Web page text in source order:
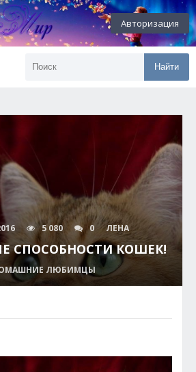
Авторизация
Найти
5 080 0 ЛЕНА
СПОСОБНОСТИ КОШЕК!
ЛЮБИМЦЫ